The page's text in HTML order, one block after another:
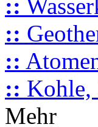
::
::
::
:: Kohle,
Mehr